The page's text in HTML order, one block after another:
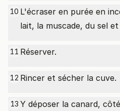
10 L'écraser en purée en
lait, la muscade, du sel
11 Réserver.
12 Rincer et sécher la cuve.
13 Y déposer la canard,